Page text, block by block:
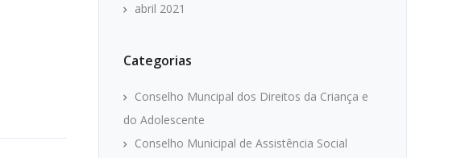
abril 2021
Categorias
Conselho Muncipal dos Direitos da Criança e
do Adolescente
Conselho Municipal de Assistência Social